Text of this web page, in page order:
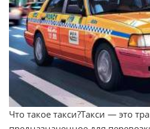
Что такое такси?Такси — это